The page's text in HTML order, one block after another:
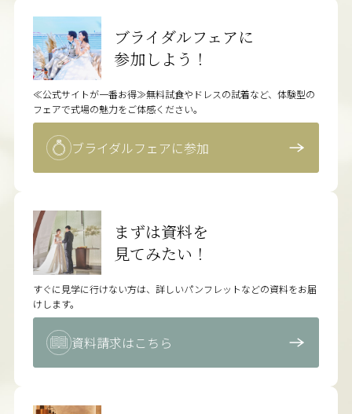
ブライダルフェアに
参加しよう！
≪公式サイトが一番お得≫無料試食やドレスの試着など、体験型の
フェアで式場の魅力をご体感ください。
ブライダルフェアに参加
まずは資料を
見てみたい！
すぐに見学に行けない方は、詳しいパンフレットなどの資料をお届
けします。
資料請求はこちら